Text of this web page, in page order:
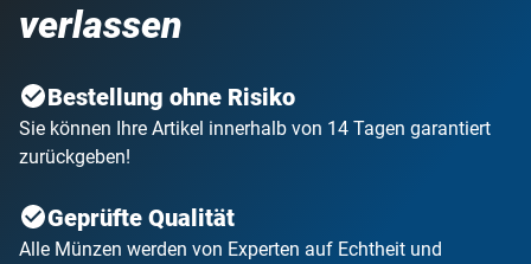
verlassen
Bestellung ohne Risiko
Sie können Ihre Artikel innerhalb von 14 Tagen garantiert
zurückgeben!
Geprüfte Qualität
Alle Münzen werden von Experten auf Echtheit und